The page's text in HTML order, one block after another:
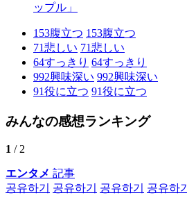
ップル」
153腹立つ 153腹立つ
71悲しい 71悲しい
64すっきり 64すっきり
992興味深い 992興味深い
91役に立つ 91役に立つ
みんなの感想ランキング
1 / 2
エンタメ 記事
공유하기
공유하기 공유하기 공유하기